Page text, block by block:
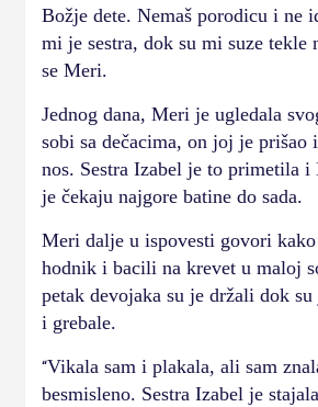
Božje dete. Nemaš porodicu i ne
mi je sestra, dok su mi suze tekle
se Meri.
Jednog dana, Meri je ugledala
sobi sa dečacima, on joj je
nos. Sestra Izabel je to primetila i
je čekaju najgore batine do sada.
Meri dalje u ispovesti govori
hodnik i bacili na krevet u maloj
petak devojaka su je držali dok su
i grebale.
“Vikala sam i plakala, ali sam
besmisleno. Sestra Izabel je